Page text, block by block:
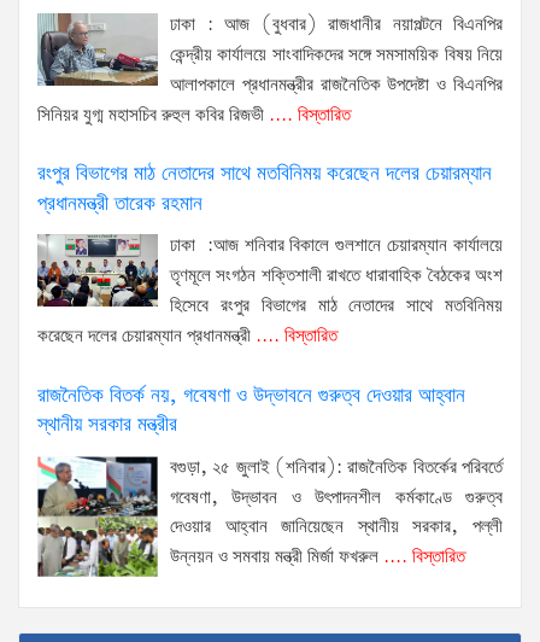
ঢাকা : আজ (বুধবার) রাজধানীর নয়াপল্টনে বিএনপির
কেন্দ্রীয় কার্যালয়ে সাংবাদিকদের সঙ্গে সমসাময়িক বিষয় নিয়ে
আলাপকালে প্রধানমন্ত্রীর রাজনৈতিক উপদেষ্টা ও বিএনপির
সিনিয়র যুগ্ম মহাসচিব রুহুল কবির রিজভী .... বিস্তারিত
রংপুর বিভাগের মাঠ নেতাদের সাথে মতবিনিময় করেছেন দলের চেয়ারম্যান
প্রধানমন্ত্রী তারেক রহমান
ঢাকা :আজ শনিবার বিকালে গুলশানে চেয়ারম্যান কার্যালয়ে
তৃণমূলে সংগঠন শক্তিশালী রাখতে ধারাবাহিক বৈঠকের অংশ
হিসেবে রংপুর বিভাগের মাঠ নেতাদের সাথে মতবিনিময়
করেছেন দলের চেয়ারম্যান প্রধানমন্ত্রী .... বিস্তারিত
রাজনৈতিক বিতর্ক নয়, গবেষণা ও উদ্ভাবনে গুরুত্ব দেওয়ার আহ্বান
স্থানীয় সরকার মন্ত্রীর
বগুড়া, ২৫ জুলাই (শনিবার): রাজনৈতিক বিতর্কের পরিবর্তে
গবেষণা, উদ্ভাবন ও উৎপাদনশীল কর্মকাণ্ডে গুরুত্ব
দেওয়ার আহ্বান জানিয়েছেন স্থানীয় সরকার, পল্লী
উন্নয়ন ও সমবায় মন্ত্রী মির্জা ফখরুল .... বিস্তারিত